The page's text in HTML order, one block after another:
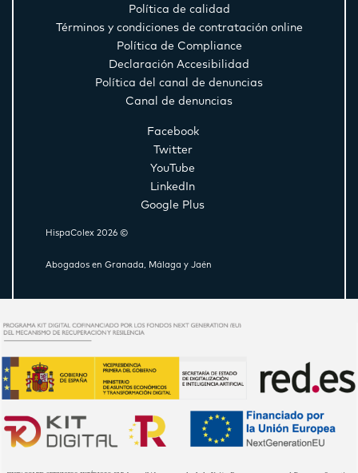
Política de calidad
Términos y condiciones de contratación online
Política de Compliance
Declaración Accesibilidad
Política del canal de denuncias
Canal de denuncias
Facebook
Twitter
YouTube
LinkedIn
Google Plus
HispaColex 2026 ©
Abogados en Granada, Málaga y Jaén